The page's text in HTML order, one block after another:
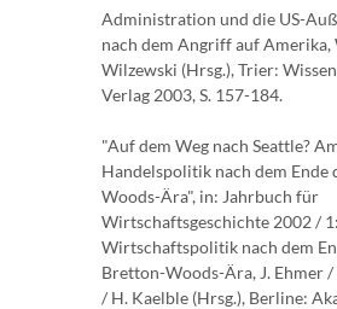
Administration und die US-
nach dem Angriff auf Amerika,
Wilzewski (Hrsg.), Trier:
Verlag 2003, S. 157-184.
"Auf dem Weg nach Seattle?
Handelspolitik nach dem Ende
Woods-Ära", in: Jahrbuch für
Wirtschaftsgeschichte 2002 / 1:
Wirtschaftspolitik nach dem
Bretton-Woods-Ära, J. Ehmer
/ H. Kaelble (Hrsg.), Berline: